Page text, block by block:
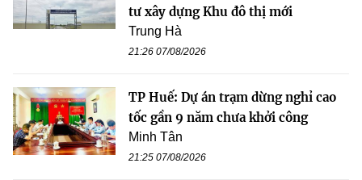
tư xây dựng Khu đô thị mới
Trung Hà
21:26 07/08/2026
TP Huế: Dự án trạm dừng nghỉ cao
tốc gần 9 năm chưa khởi công
Minh Tân
21:25 07/08/2026